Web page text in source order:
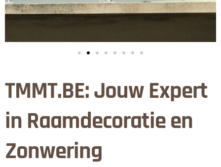
TMMT.BE: Jouw Expert
in Raamdecoratie en
Zonwering